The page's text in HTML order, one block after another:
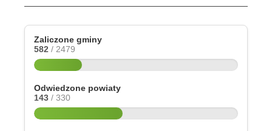
Zaliczone gminy
582 / 2479
Odwiedzone powiaty
143 / 330